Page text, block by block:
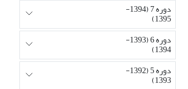
دوره 7 (1394-
1395)
دوره 6 (1393-
1394)
دوره 5 (1392-
1393)